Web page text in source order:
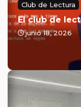
Club de Lectura
El club de
junio 18, 2026